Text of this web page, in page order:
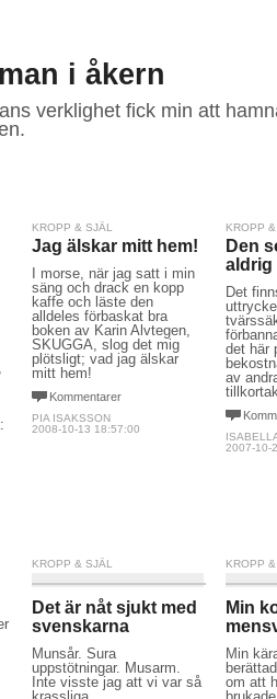
i åkern
verklighet fick min att
KROPP & SJÄL
Jag älskar mitt hem!
I morse, när jag satt i min
säng och drack en kopp
kaffe och läste den
alldeles förbaskat bra
boken av Karin Alvtegen,
SKUGGA, slog det mig
plötsligt; vad jag älskar
mitt hem!
Kommentarer
PIA ISAKSSON
2008-10-13 18:57:00
KROPP
Den
aldrig
Det
det här
av
2007-10-
KROPP & SJÄL
Det är nåt sjukt med
svenskarna
Munsår. Sura
uppstötningar. Musarm.
Inte visste jag att vi var så
KROPP
Min
Min
om att